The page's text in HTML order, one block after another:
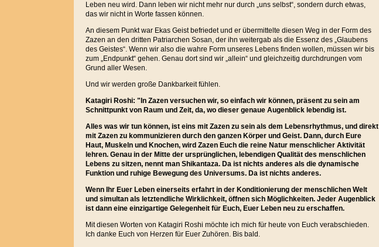
Leben neu wird. Dann leben wir nicht mehr nur durch „uns selbst“, sondern durch etwas,
das wir nicht in Worte fassen können.
An diesem Punkt war Ekas Geist befriedet und er übermittelte diesen Weg in der Form des
Zazen an den dritten Patriarchen Sosan, der ihn weitergab als die Essenz des „Glaubens
des Geistes“. Wenn wir also die wahre Form unseres Lebens finden wollen, müssen wir bis
zum „Endpunkt“ gehen. Genau dort sind wir „allein“ und gleichzeitig durchdrungen vom
Grund aller Wesen.
Und wir werden große Dankbarkeit fühlen.
Katagiri Roshi: "In Zazen versuchen wir, so einfach wir können, präsent zu sein am
Schnittpunkt von Raum und Zeit, da, wo dieser genaue Augenblick lebendig ist.
Alles was wir tun können, ist eins mit Zazen zu sein als dem Lebensrhythmus, und direkt
mit Zazen zu kommunizieren durch den ganzen Körper und Geist. Dann, durch Eure
Haut, Muskeln und Knochen, wird Zazen Euch die reine Natur menschlicher Aktivität
lehren. Genau in der Mitte der ursprünglichen, lebendigen Qualität des menschlichen
Lebens zu sitzen, nennt man Shikantaza. Da ist nichts anderes als die dynamische
Funktion und ruhige Bewegung des Universums. Da ist nichts anderes.
Wenn Ihr Euer Leben einerseits erfahrt in der Konditionierung der menschlichen Welt
und simultan als letztendliche Wirklichkeit, öffnen sich Möglichkeiten. Jeder Augenblick
ist dann eine einzigartige Gelegenheit für Euch, Euer Leben neu zu erschaffen.
Mit diesen Worten von Katagiri Roshi möchte ich mich für heute von Euch verabschieden.
Ich danke Euch von Herzen für Euer Zuhören. Bis bald.